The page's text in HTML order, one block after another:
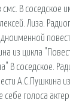
смс. В соседское
Лиза.
из цикла
В соседское.
А.С.Пушкина
себе голоса